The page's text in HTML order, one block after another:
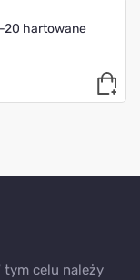
20 hartowane
tym celu należy